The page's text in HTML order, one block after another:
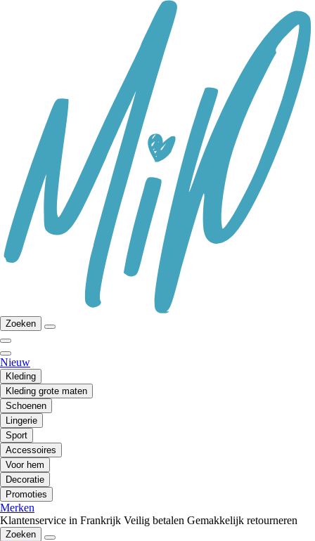
Zoeken
Nieuw
Kleding
Kleding grote maten
Schoenen
Lingerie
Sport
Accessoires
Voor hem
Decoratie
Promoties
Merken
Klantenservice in Frankrijk Veilig betalen Gemakkelijk retourneren
Zoeken